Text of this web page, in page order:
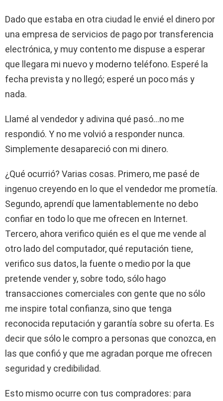
Dado que estaba en otra ciudad le envié el dinero por
una empresa de servicios de pago por transferencia
electrónica, y muy contento me dispuse a esperar
que llegara mi nuevo y moderno teléfono. Esperé la
fecha prevista y no llegó; esperé un poco más y
nada.
Llamé al vendedor y adivina qué pasó…no me
respondió. Y no me volvió a responder nunca.
Simplemente desapareció con mi dinero.
¿Qué ocurrió? Varias cosas. Primero, me pasé de
ingenuo creyendo en lo que el vendedor me prometía.
Segundo, aprendí que lamentablemente no debo
confiar en todo lo que me ofrecen en Internet.
Tercero, ahora verifico quién es el que me vende al
otro lado del computador, qué reputación tiene,
verifico sus datos, la fuente o medio por la que
pretende vender y, sobre todo, sólo hago
transacciones comerciales con gente que no sólo
me inspire total confianza, sino que tenga
reconocida reputación y garantía sobre su oferta. Es
decir que sólo le compro a personas que conozca, en
las que confió y que me agradan porque me ofrecen
seguridad y credibilidad.
Esto mismo ocurre con tus compradores: para